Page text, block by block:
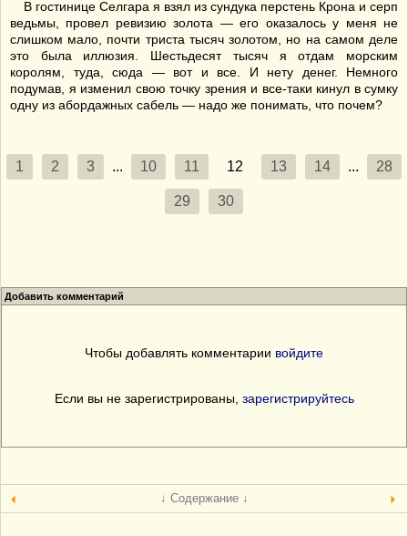
В гостинице Селгара я взял из сундука перстень Крона и серп
ведьмы, провел ревизию золота — его оказалось у меня не
слишком мало, почти триста тысяч золотом, но на самом деле
это была иллюзия. Шестьдесят тысяч я отдам морским
королям, туда, сюда — вот и все. И нету денег. Немного
подумав, я изменил свою точку зрения и все-таки кинул в сумку
одну из абордажных сабель — надо же понимать, что почем?
1 2 3 ... 10 11 12 13 14 ... 28
29 30
Добавить комментарий
Чтобы добавлять комментарии войдите
Если вы не зарегистрированы, зарегистрируйтесь
↓ Содержание ↓